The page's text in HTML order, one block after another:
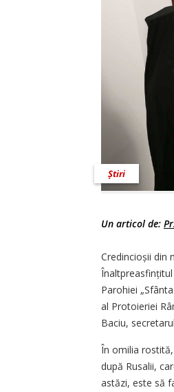
Știri
Un articol de:
Credincioșii din
Înaltpreasfințitul
Parohiei
al Protoieriei
Baciu,
În omilia
după Rusalii,
astăzi, este să